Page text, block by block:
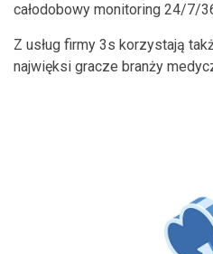
całodobowy monitoring 24/7/
Z usług firmy 3s korzystają
najwięksi gracze branży